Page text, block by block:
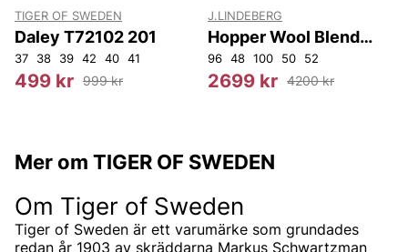
TIGER OF SWEDEN
Daley T72102 201
37 38 39 42 40 41
499 kr 999 kr
J.LINDEBERG
Hopper Wool Blend
Blazer
96 48 100 50 52
2699 kr 4200 kr
Mer om TIGER OF SWEDEN
Om Tiger of Sweden
Tiger of Sweden är ett varumärke som grundades
redan år 1903 av skräddarna Markus Schwartzman